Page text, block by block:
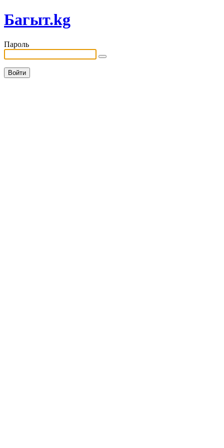
Багыт.kg
Пароль